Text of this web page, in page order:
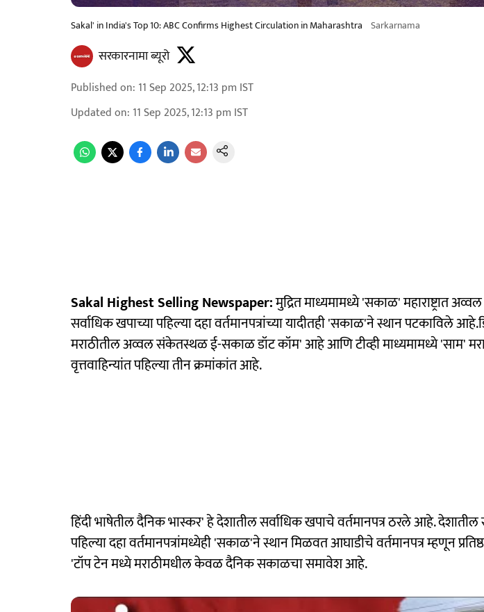
Sakal' in India's Top 10: ABC Confirms Highest Circulation in Maharashtra Sarkarnama
सरकारनामा ब्यूरो
Published on: 11 Sep 2025, 12:13 pm IST
Updated on: 11 Sep 2025, 12:13 pm IST
Sakal Highest Selling Newspaper:मुद्रित माध्यमामध्ये 'सकाळ' महाराष्ट्रात
सर्वाधिक खपाच्या पहिल्या दहा वर्तमानपत्रांच्या यादीतही 'सकाळ'ने स्थान पटकाविले
मराठीतील अव्वल संकेतस्थळ ई-सकाळ डॉट कॉम' आहे आणि टीव्ही माध्यमामध्ये 'साम'
वृत्तवाहिन्यांत पहिल्या तीन क्रमांकांत आहे.
हिंदी भाषेतील दैनिक भास्कर' हे देशातील सर्वाधिक खपाचे वर्तमानपत्र ठरले आहे. देशातील
पहिल्या दहा वर्तमानपत्रांमध्येही 'सकाळ'ने स्थान मिळवत आघाडीचे वर्तमानपत्र म्हणून
'टॉप टेन मध्ये मराठीमधील केवळ दैनिक सकाळचा समावेश आहे.